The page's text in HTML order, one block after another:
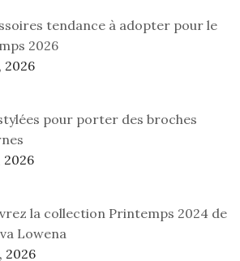
tendance à adopter pour le
2026
2026
pour porter des broches
2026
la collection Printemps 2024 de
Lowena
2026